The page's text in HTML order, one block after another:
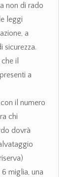
non di rado
leggi
a
sicurezza.
il
a
il numero
chi
dovrà
miglia, una